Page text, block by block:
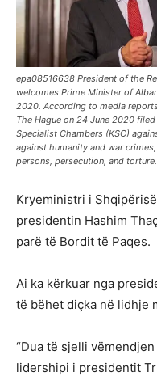
epa08516638 President of the
welcomes Prime Minister of
2020. According to media
The Hague on 24 June 2020
Specialist Chambers (KSC)
against humanity and war
persons, persecution, and
Kryeministri i
presidentin Hashim
parë të Bordit të Paqes.
Ai ka kërkuar nga
të bëhet diçka në lidhje
“Dua të sjelli
lidershipi i presidentit